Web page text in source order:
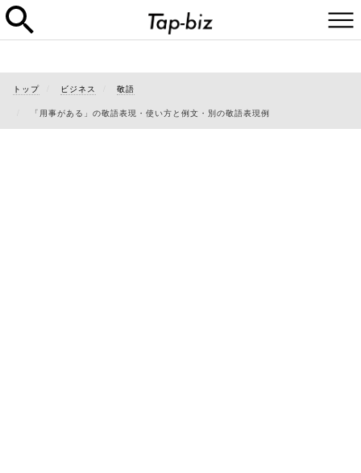
トップ ビジネス 敬語
「用事がある」の敬語表現・使い方と例文・別の敬語表現例